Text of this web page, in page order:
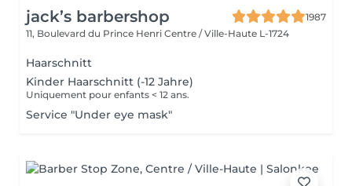
jack’s barbershop
1987
11, Boulevard du Prince Henri Centre / Ville-Haute L-1724
Haarschnitt
Kinder Haarschnitt (-12 Jahre)
Uniquement pour enfants < 12 ans.
Service "Under eye mask"